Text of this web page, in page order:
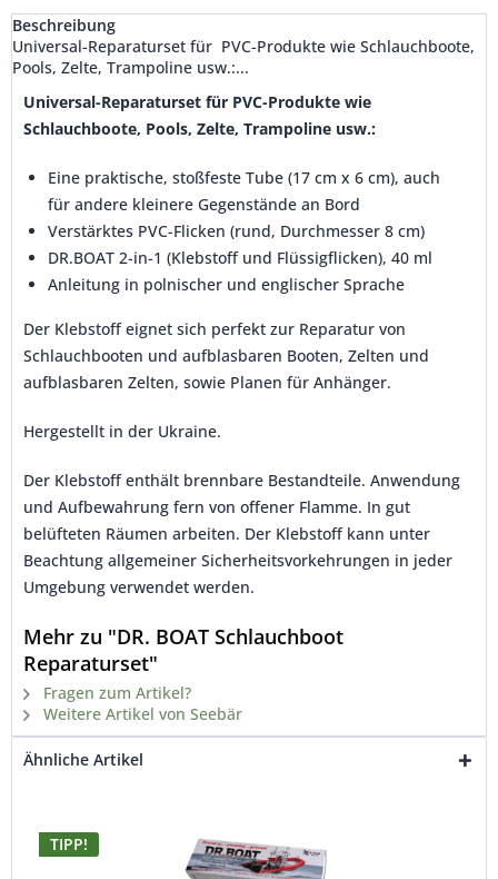
Beschreibung
Universal-Reparaturset für PVC-Produkte wie Schlauchboote,
Pools, Zelte, Trampoline usw.:...
Universal-Reparaturset für PVC-Produkte wie
Schlauchboote, Pools, Zelte, Trampoline usw.:
Eine praktische, stoßfeste Tube (17 cm x 6 cm), auch
für andere kleinere Gegenstände an Bord
Verstärktes PVC-Flicken (rund, Durchmesser 8 cm)
DR.BOAT 2-in-1 (Klebstoff und Flüssigflicken), 40 ml
Anleitung in polnischer und englischer Sprache
Der Klebstoff eignet sich perfekt zur Reparatur von
Schlauchbooten und aufblasbaren Booten, Zelten und
aufblasbaren Zelten, sowie Planen für Anhänger.
Hergestellt in der Ukraine.
Der Klebstoff enthält brennbare Bestandteile. Anwendung
und Aufbewahrung fern von offener Flamme. In gut
belüfteten Räumen arbeiten. Der Klebstoff kann unter
Beachtung allgemeiner Sicherheitsvorkehrungen in jeder
Umgebung verwendet werden.
Mehr zu "DR. BOAT Schlauchboot
Reparaturset"
Fragen zum Artikel?
Weitere Artikel von Seebär
Ähnliche Artikel
TIPP!